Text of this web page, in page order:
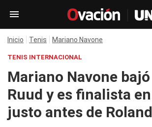
Inicio Tenis Mariano Navone
TENIS INTERNACIONAL
Mariano Navone
Ruud y es finalista
justo antes de